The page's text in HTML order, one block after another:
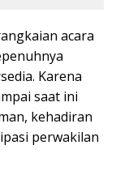
acara
Karena
saat ini
kehadiran
perwakilan